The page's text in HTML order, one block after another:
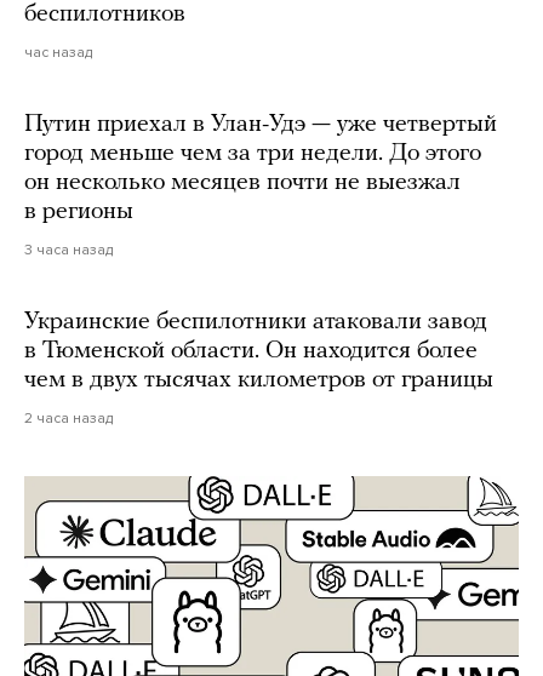
беспилотников
час назад
Путин приехал в Улан-Удэ — уже четвертый
город меньше чем за три недели. До этого
он несколько месяцев почти не выезжал
в регионы
3 часа назад
Украинские беспилотники атаковали завод
в Тюменской области. Он находится более
чем в двух тысячах километров от границы
2 часа назад